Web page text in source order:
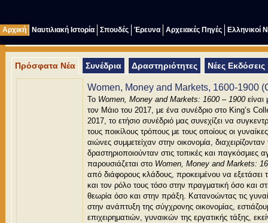
Αρχική Ναυτιλιακή Ιστορία Σπουδές Έρευνα Αρχειακές Πηγές Ελληνικοί
Πρόσφατα Νέα Συνέδρια Δραστηριότητες Νέες Εκδόσεις
Women, Money and Markets, 1600-1900
Το Women, Money and Markets: 1600 – 1900είναι
τον Μάιο του 2017, με ένα συνέδριο στο King’s
2017, το ετήσιο συνέδριό μας συνεχίζει να
τους ποικίλους τρόπους με τους οποίους οι
αιώνες συμμετείχαν στην οικονομία,
δραστηριοποιούνταν στις τοπικές και παγκόσμιες
παρουσιάζεται στο Women, Money and Markets:
από διάφορους κλάδους, προκειμένου να
και τον ρόλο τους τόσο στην πραγματική όσο και
θεωρία όσο και στην πράξη. Κατανοώντας τις
στην ανάπτυξη της σύγχρονης οικονομίας,
επιχειρηματιών, γυναικών της εργατικής τάξης,